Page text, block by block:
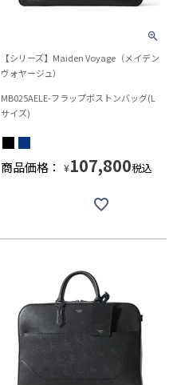
【シリーズ】Maiden Voyage（メイデン
ヴォヤージュ）
MB025AELE-フラップボストンバッグ(L
サイズ)
商品価格： ¥107,800税込